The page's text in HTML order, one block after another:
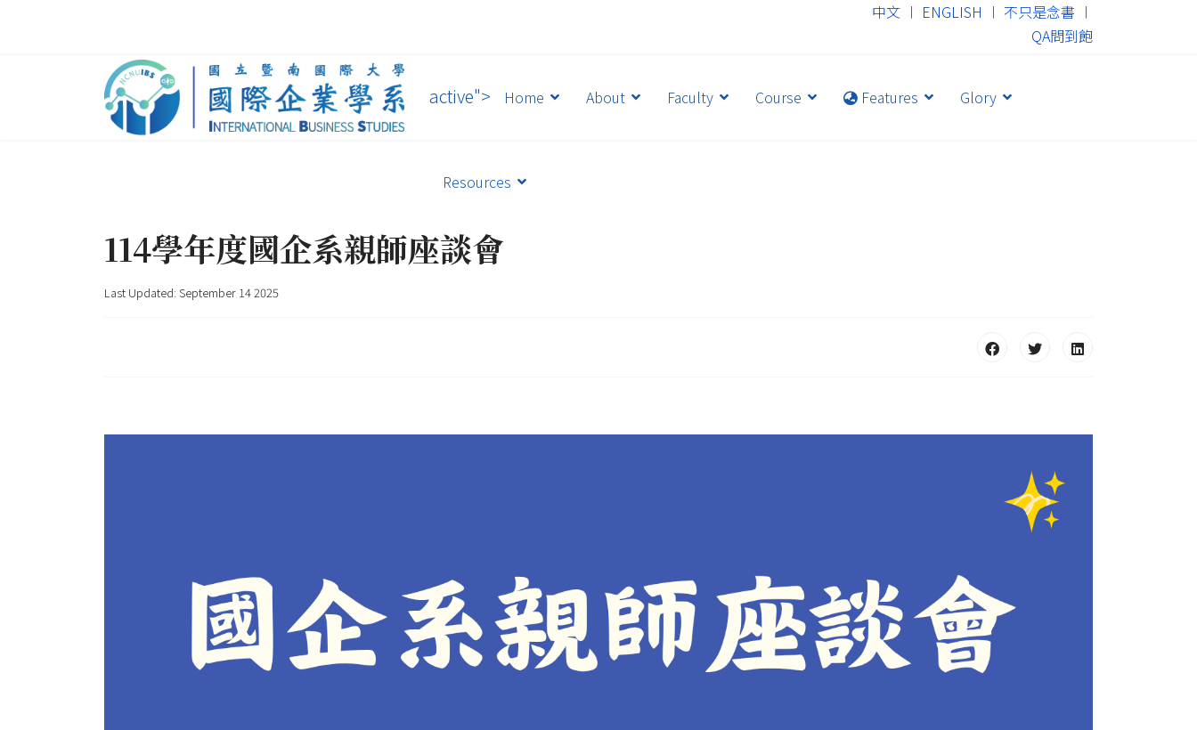
中文 ︱ ENGLISH ︱ 不只是念書 ︱
QA問到飽
active"> Home About Faculty Course Features Glory
Resources
114學年度國企系親師座談會
Last Updated: September 14 2025